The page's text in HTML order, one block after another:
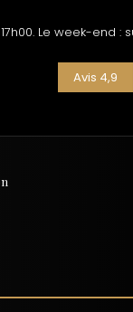
Le week-end :
Avis 4,9